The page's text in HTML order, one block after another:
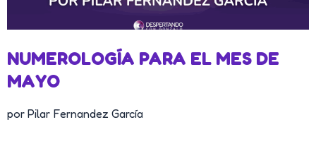
NUMEROLOGÍA PARA EL MES DE
MAYO
por Pilar Fernandez García